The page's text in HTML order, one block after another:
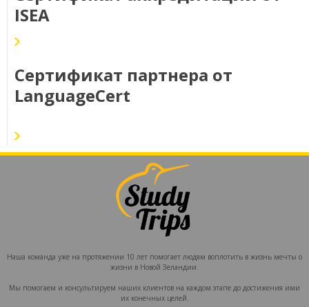
ISEA
Сертификат партнера от
LanguageCert
Наша команда уже на протяжении 10 лет помогает людям воплотить в жизнь мечты о
жизни в Новой Зеландии.
Мы помогаем и консультируем наших клиентов на каждом этапе до достижения ими
их конечных целей.